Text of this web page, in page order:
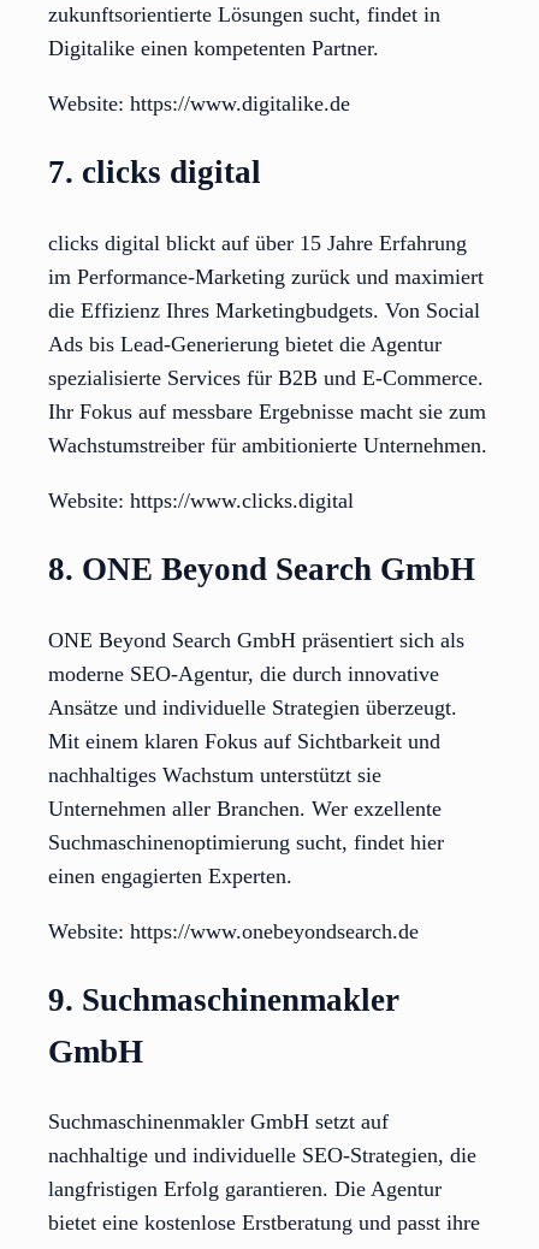
zukunftsorientierte Lösungen sucht, findet in
Digitalike einen kompetenten Partner.
Website: https://www.digitalike.de
7. clicks digital
clicks digital blickt auf über 15 Jahre Erfahrung
im Performance-Marketing zurück und maximiert
die Effizienz Ihres Marketingbudgets. Von Social
Ads bis Lead-Generierung bietet die Agentur
spezialisierte Services für B2B und E-Commerce.
Ihr Fokus auf messbare Ergebnisse macht sie zum
Wachstumstreiber für ambitionierte Unternehmen.
Website: https://www.clicks.digital
8. ONE Beyond Search GmbH
ONE Beyond Search GmbH präsentiert sich als
moderne SEO-Agentur, die durch innovative
Ansätze und individuelle Strategien überzeugt.
Mit einem klaren Fokus auf Sichtbarkeit und
nachhaltiges Wachstum unterstützt sie
Unternehmen aller Branchen. Wer exzellente
Suchmaschinenoptimierung sucht, findet hier
einen engagierten Experten.
Website: https://www.onebeyondsearch.de
9. Suchmaschinenmakler
GmbH
Suchmaschinenmakler GmbH setzt auf
nachhaltige und individuelle SEO-Strategien, die
langfristigen Erfolg garantieren. Die Agentur
bietet eine kostenlose Erstberatung und passt ihre